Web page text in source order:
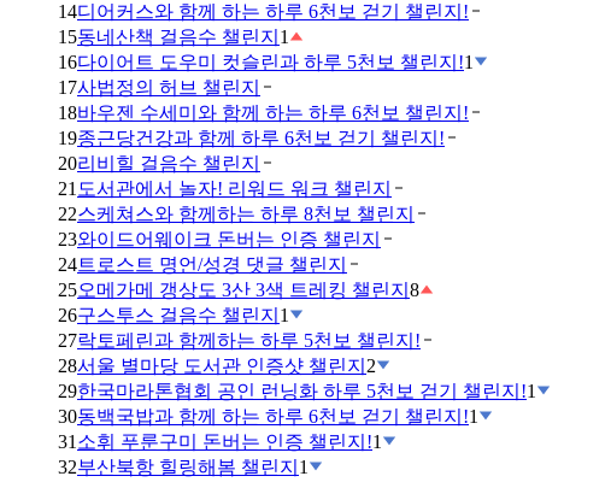
14디어커스와 함께 하는 하루 6천보 걷기 챌린지!
15동네산책 걸음수 챌린지 1
16다이어트 도우미 컷슬린과 하루 5천보 챌린지!1
17사법정의 허브 챌린지
18바우젠 수세미와 함께 하는 하루 6천보 챌린지!
19종근당건강과 함께 하루 6천보 걷기 챌린지!
20리비힐 걸음수 챌린지
21 도서관에서 놀자! 리워드 워크 챌린지
22스케쳐스와 함께하는 하루 8천보 챌린지
23와이드어웨이크 돈버는 인증 챌린지
24트로스트 명언/성경 댓글 챌린지
25오메가메 갱상도 3산 3색 트레킹 챌린지 8
26구스투스 걸음수 챌린지 1
27락토페린과 함께하는 하루 5천보 챌린지!
28서울 별마당 도서관 인증샷 챌린지 2
29한국마라톤협회 공인 런닝화 하루 5천보 걷기 챌린지!1
30동백국밥과 함께 하는 하루 6천보 걷기 챌린지!1
31 소휘 푸룬구미 돈버는 인증 챌린지!1
32부산북항 힐링해봄 챌린지 1